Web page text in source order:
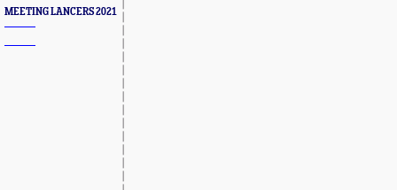
MEETING LANCERS 2021